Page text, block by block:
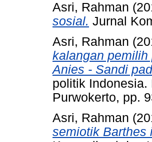
Asri, Rahman
sosial. Jurnal
Asri, Rahman
kalangan pemilih
Anies - Sandi
politik Indonesia.
Purwokerto, pp.
Asri, Rahman
semiotik Barthes